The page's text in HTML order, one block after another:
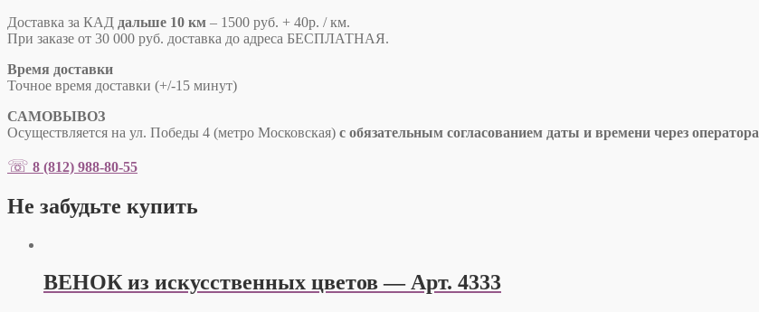
Доставка за КАД дальше 10 км – 1500 руб. + 40р. / км.
При заказе от 30 000 руб. доставка до адреса БЕСПЛАТНАЯ.
Время доставки
Точное время доставки (+/-15 минут)
САМОВЫВОЗ
Осуществляется на ул. Победы 4 (метро Московская) с обязательным согласованием даты и времени через оператора
☏ 8 (812) 988-80-55
Не забудьте купить
ВЕНОК из искусственных цветов — Арт. 4333